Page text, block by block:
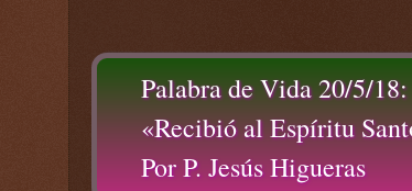
Palabra de Vida 20/5/18:
«Recibió al Espíritu
Por P. Jesús Higueras